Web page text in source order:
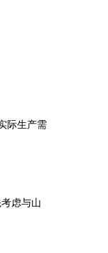
际生产需
虑与山